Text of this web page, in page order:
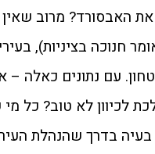
האבסורד? מרוב שאין
חנוכה בציניות),
עם נתונים כאלה –
לכיוון לא טוב? כל מי
בדרך שהנהלת